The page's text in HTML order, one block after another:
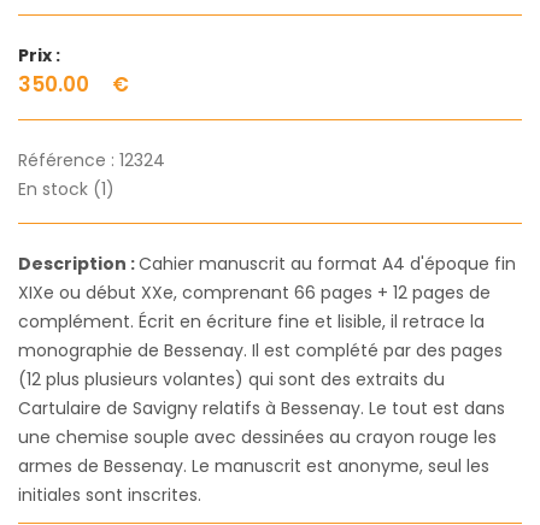
Prix :
350.00 €
Référence : 12324
En stock (1)
Description :Cahier manuscrit au format A4 d'époque fin
XIXe ou début XXe, comprenant 66 pages + 12 pages de
complément. Écrit en écriture fine et lisible, il retrace la
monographie de Bessenay. Il est complété par des pages
(12 plus plusieurs volantes) qui sont des extraits du
Cartulaire de Savigny relatifs à Bessenay. Le tout est dans
une chemise souple avec dessinées au crayon rouge les
armes de Bessenay. Le manuscrit est anonyme, seul les
initiales sont inscrites.